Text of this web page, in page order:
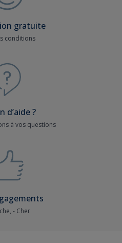
gratuite
conditions
d’aide ?
à vos questions
- Cher